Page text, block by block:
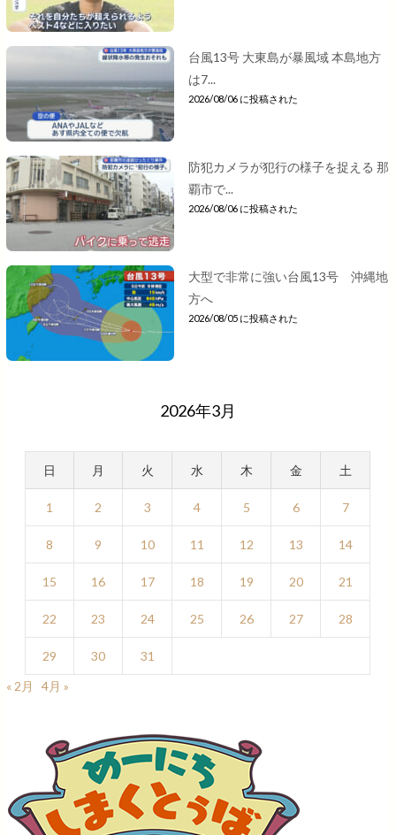
台風13号 大東島が暴風域 本島地方
は7...
2026/08/06 に投稿された
防犯カメラが犯行の様子を捉える 那
覇市で...
2026/08/06 に投稿された
大型で非常に強い台風13号 沖縄地
方へ
2026/08/05 に投稿された
2026年3月
日 月 火 水 木 金 土
1 2 3 4 5 6 7
8 9 10 11 12 13 14
15 16 17 18 19 20 21
22 23 24 25 26 27 28
29 30
31
« 2月
4月 »